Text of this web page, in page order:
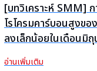
[บทวิเคราะห์ SMM]
โรโครมคาร์บอนสูงข
ลงเล็กน้อยในเดือนมิ
ข้อจำกัดด้านอุปทาน
อ่านเพิ่มเติม